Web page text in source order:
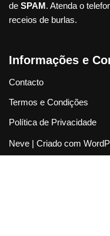
de SPAM. Atenda o
receios de burlas.
Informações e
Contacto
Termos e Condições
Política de Privacidade
Neve | Criado com